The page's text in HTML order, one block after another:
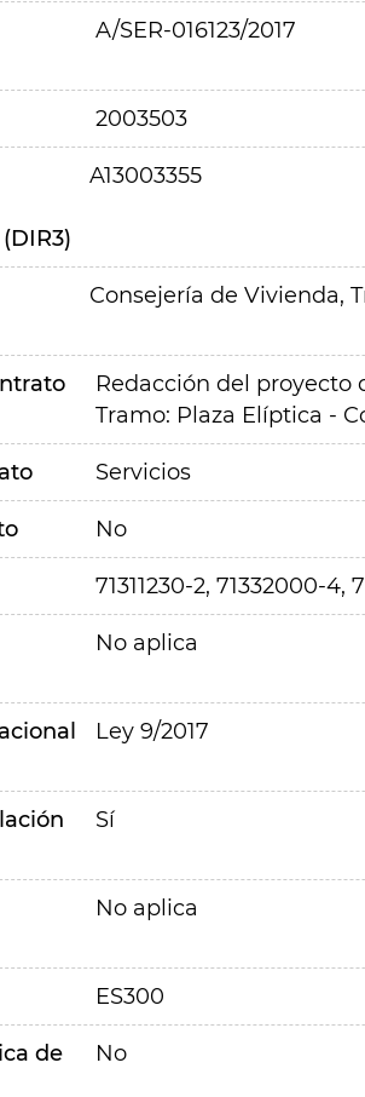
A/SER-016123/2017
2003503
A13003355
Consejería de Vivienda,
Redacción del proyecto
Tramo: Plaza Elíptica -
Servicios
No
71311230-2, 71332000-4,
No aplica
Ley 9/2017
Sí
No aplica
ES300
de
No